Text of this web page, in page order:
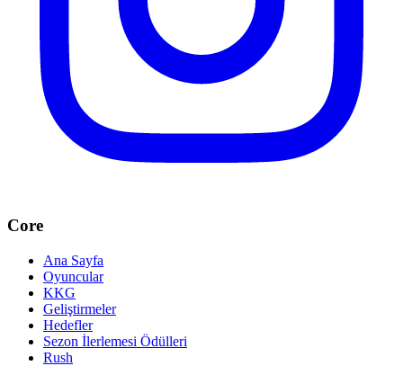
Core
Ana Sayfa
Oyuncular
KKG
Geliştirmeler
Hedefler
Sezon İlerlemesi Ödülleri
Rush